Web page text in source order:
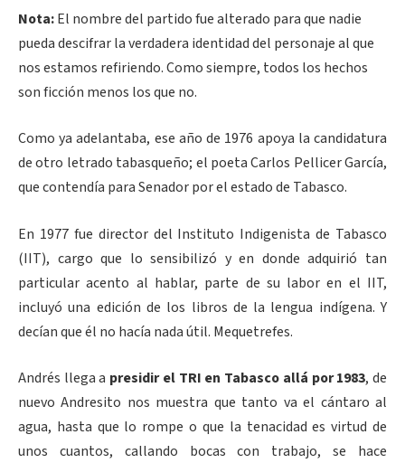
Nota:El nombre del partido fue alterado para que nadie
pueda descifrar la verdadera identidad del personaje al que
nos estamos refiriendo. Como siempre, todos los hechos
son ficción menos los que no.
Como ya adelantaba, ese año de 1976 apoya la candidatura
de otro letrado tabasqueño; el poeta Carlos Pellicer García,
que contendía para Senador por el estado de Tabasco.
En 1977 fue director del Instituto Indigenista de Tabasco
(IIT), cargo que lo sensibilizó y en donde adquirió tan
particular acento al hablar, parte de su labor en el IIT,
incluyó una edición de los libros de la lengua indígena. Y
decían que él no hacía nada útil. Mequetrefes.
Andrés llega a presidir el TRI en Tabasco allá por 1983, de
nuevo Andresito nos muestra que tanto va el cántaro al
agua, hasta que lo rompe o que la tenacidad es virtud de
unos cuantos, callando bocas con trabajo, se hace